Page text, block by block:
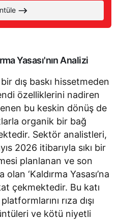
Yasası'nın Analizi
dış baskı hissetmeden
özelliklerini nadiren
bu keskin dönüş de
organik bir bağ
Sektör analistleri,
2026 itibarıyla sıkı bir
planlanan ve son
‘Kaldırma Yasası’na
çekmektedir. Bu katı
rıza dışı
ve kötü niyetli